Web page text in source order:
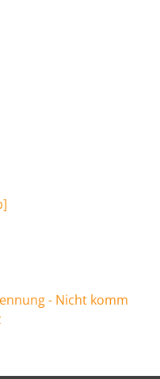
]
- Nicht komm